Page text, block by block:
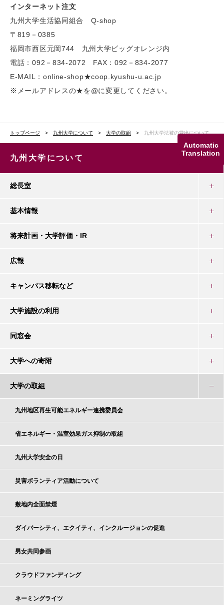
Automatic
Translation
インターネット注文
九州大学生活協同組合 Q-shop
〒819－0385
福岡市西区元岡744 九州大学ビッグオレンジ内
電話：092－834-2072 FAX：092－834-2077
E-MAIL：online-shop★coop.kyushu-u.ac.jp
※メールアドレスの★を@に変更してください。
トップページ 九州大学について 大学の取組 九州大学法被の貸出について
九州大学について
総長室
基本情報
将来計画・大学評価・IR
広報
キャンパス移転など
大学施設の利用
同窓会
大学への寄附
大学の取組
九州地区再生可能エネルギー連携委員会
省エネルギー・温室効果ガス抑制の取組
九州大学安全の日
災害ボランティア活動について
敷地内全面禁煙
ダイバーシティ、エクイティ、インクルージョンの促進
男女共同参画
クラウドファンディング
ネーミングライツ